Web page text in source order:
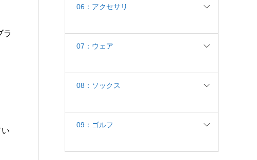
ラ
06：アクセサリ
07：ウェア
08：ソックス
09：ゴルフ